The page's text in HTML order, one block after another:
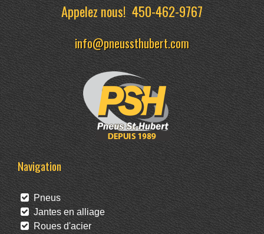
Appelez nous!450-462-9767
info@pneussthubert.com
Navigation
Pneus
Jantes en alliage
Roues d'acier